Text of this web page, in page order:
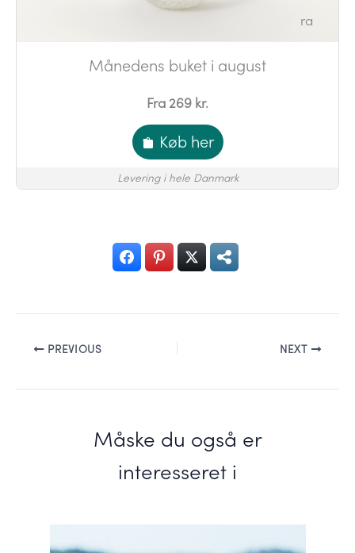
Månedens buket i august
Fra 269 kr.
Køb her
Levering i hele Danmark
PREVIOUS NEXT
Måske du også er
interesseret i